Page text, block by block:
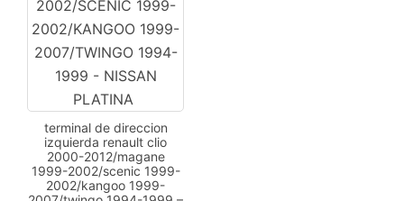
terminal de direccion
izquierda renault clio
2000-2012/magane
1999-2002/scenic 1999-
2002/kangoo 1999-